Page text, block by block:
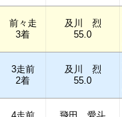
前々走
3着
及川 烈
55.0
3走前
2着
及川 烈
55.0